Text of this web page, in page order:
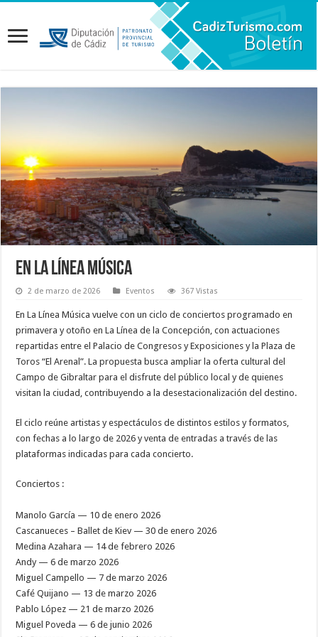
En La Línea Música
2 de marzo de 2026 Eventos 367 Vistas
En La Línea Música vuelve con un ciclo de conciertos programado en
primavera y otoño en La Línea de la Concepción, con actuaciones
repartidas entre el Palacio de Congresos y Exposiciones y la Plaza de
Toros “El Arenal”. La propuesta busca ampliar la oferta cultural del
Campo de Gibraltar para el disfrute del público local y de quienes
visitan la ciudad, contribuyendo a la desestacionalización del destino.
El ciclo reúne artistas y espectáculos de distintos estilos y formatos,
con fechas a lo largo de 2026 y venta de entradas a través de las
plataformas indicadas para cada concierto.
Conciertos :
Manolo García — 10 de enero 2026
Cascanueces – Ballet de Kiev — 30 de enero 2026
Medina Azahara — 14 de febrero 2026
Andy — 6 de marzo 2026
Miguel Campello — 7 de marzo 2026
Café Quijano — 13 de marzo 2026
Pablo López — 21 de marzo 2026
Miguel Poveda — 6 de junio 2026